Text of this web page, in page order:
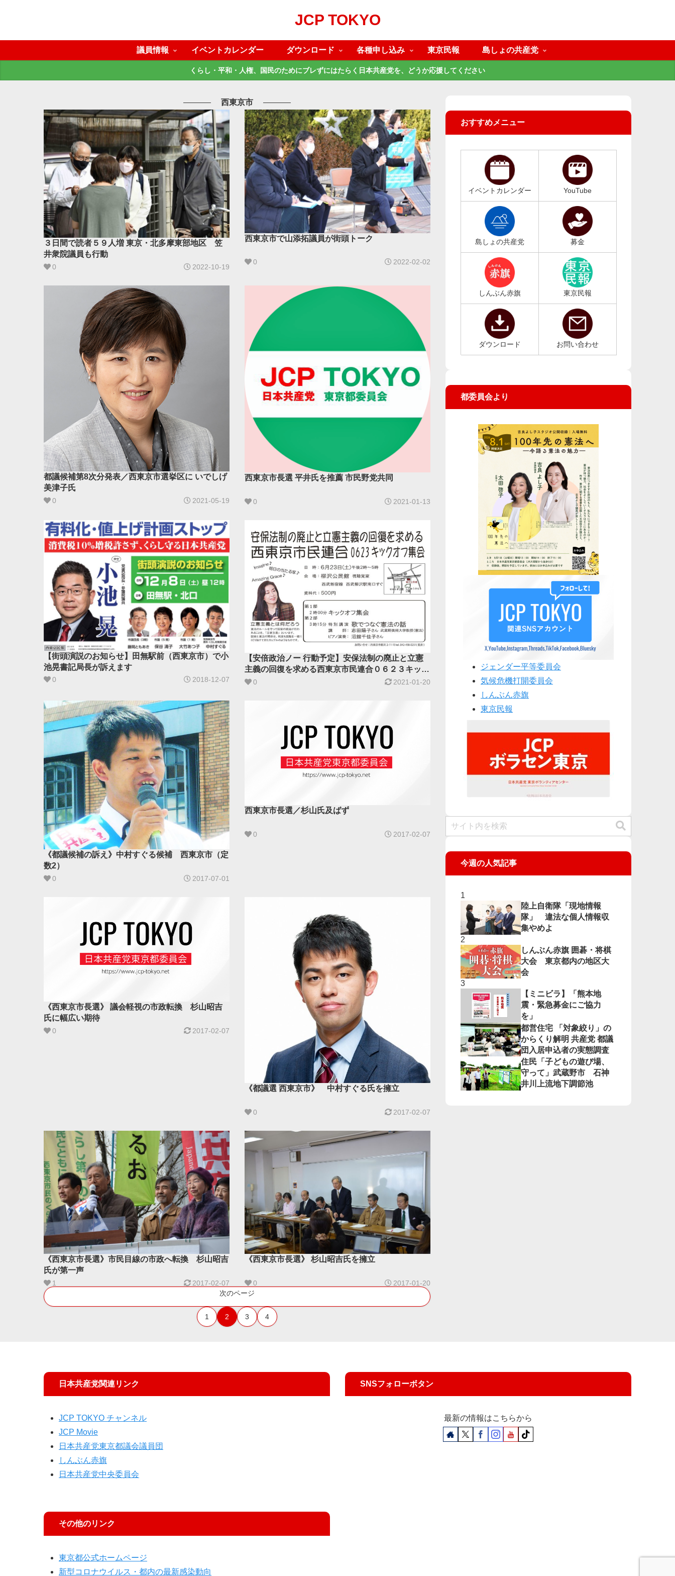
JCP TOKYO
議員情報 イベントカレンダー ダウンロード 各種申し込み 東京民報 島しょの共産党
くらし・平和・人権、国民のためにブレずにはたらく日本共産党を、どうか応援してください
西東京市
３日間で読者５９人増 東京・北多摩東部地区 笠
井衆院議員も行動
0 2022-10-19
西東京市で山添拓議員が街頭トーク
0 2022-02-02
都議候補第8次分発表／西東京市選挙区に いでしげ
美津子氏
0 2021-05-19
西東京市長選 平井氏を推薦 市民野党共同
0 2021-01-13
【街頭演説のお知らせ】田無駅前（西東京市）で小
池晃書記局長が訴えます
0 2018-12-07
【安倍政治ノー 行動予定】安保法制の廃止と立憲
主義の回復を求める西東京市民連合０６２３キック
オフ集会
0 2021-01-20
《都議候補の訴え》中村すぐる候補 西東京市（定
数2）
0 2017-07-01
西東京市長選／杉山氏及ばず
0 2017-02-07
《西東京市長選》 議会軽視の市政転換 杉山昭吉
氏に幅広い期待
0 2017-02-07
《都議選 西東京市》 中村すぐる氏を擁立
0 2017-02-07
《西東京市長選》市民目線の市政へ転換 杉山昭吉
氏が第一声
1 2017-02-07
《西東京市長選》 杉山昭吉氏を擁立
0
2017-01-20
次のページ
1 2 3 4
おすすめメニュー
イベントカレンダー YouTube
島しょの共産党 募金
しんぶん赤旗 東京民報
ダウンロード お問い合わせ
都委員会より
ジェンダー平等委員会
気候危機打開委員会
しんぶん赤旗
東京民報
今週の人気記事
陸上自衛隊「現地情報
隊」 違法な個人情報収
集やめよ
しんぶん赤旗 囲碁・将棋
大会 東京都内の地区大
会
【ミニビラ】「熊本地
震・緊急募金にご協力
を」
都営住宅 「対象絞り」の
からくり解明 共産党 都議
団入居申込者の実態調査
住民「子どもの遊び場、
守って」武蔵野市 石神
井川上流地下調節池
日本共産党関連リンク
JCP TOKYO チャンネル
JCP Movie
日本共産党東京都議会議員団
しんぶん赤旗
日本共産党中央委員会
その他のリンク
東京都公式ホームページ
新型コロナウイルス・都内の最新感染動向
SNSフォローボタン
最新の情報はこちらから